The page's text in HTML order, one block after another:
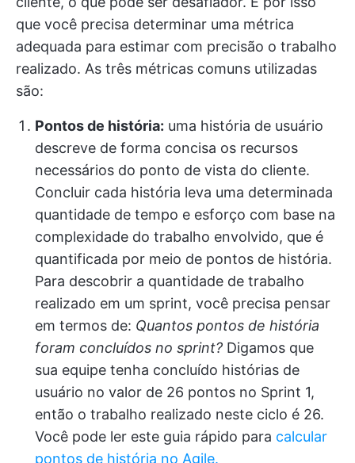
que você precisa determinar uma métrica
adequada para estimar com precisão o trabalho
realizado. As três métricas comuns utilizadas
são:
Pontos de história: uma história de usuário
descreve de forma concisa os recursos
necessários do ponto de vista do cliente.
Concluir cada história leva uma determinada
quantidade de tempo e esforço com base na
complexidade do trabalho envolvido, que é
quantificada por meio de pontos de história.
Para descobrir a quantidade de trabalho
realizado em um sprint, você precisa pensar
em termos de: Quantos pontos de história
foram concluídos no sprint? Digamos que
sua equipe tenha concluído histórias de
usuário no valor de 26 pontos no Sprint 1,
então o trabalho realizado neste ciclo é 26.
Você pode ler este guia rápido para calcular
pontos de história no Agile.